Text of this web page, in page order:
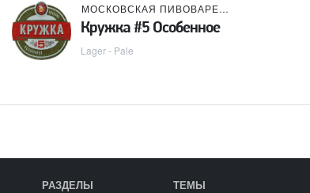
МОСКОВСКАЯ ПИВОВАРЕННАЯ КОМПАНИЯ (МПК)
Кружка #5 Особенное
Lager - Pale
РАЗДЕЛЫ ТЕМЫ